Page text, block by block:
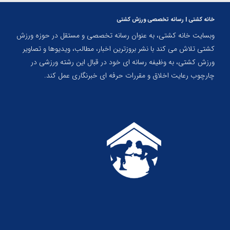
خانه کشتی | رسانه تخصصی ورزش کشتی
وبسایت خانه کشتی، به عنوان رسانه تخصصی و مستقل در حوزه ورزش
کشتی تلاش می کند با نشر بروزترین اخبار، مطالب، ویدیوها و تصاویر
ورزش کشتی، به وظیفه رسانه ای خود در قبال این رشته ورزشی در
چارچوب رعایت اخلاق و مقررات حرفه ای خبرنگاری عمل کند.